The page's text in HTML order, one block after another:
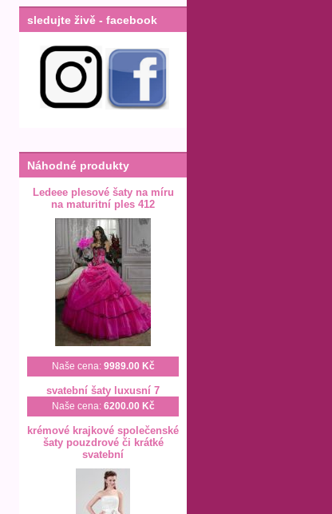
sledujte živě - facebook
Náhodné produkty
Ledeee plesové šaty na míru
na maturitní ples 412
Naše cena: 9989.00 Kč
svatební šaty luxusní 7
Naše cena: 6200.00 Kč
krémové krajkové společenské
šaty pouzdrové či krátké
svatební